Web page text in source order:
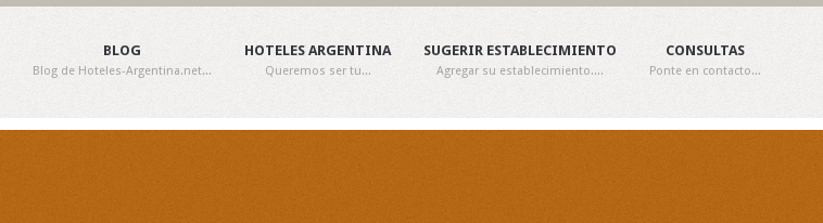
BLOG
Blog de Hoteles-Argentina.net...
HOTELES ARGENTINA
Queremos ser tu...
SUGERIR ESTABLECIMIENTO
Agregar su establecimiento....
CONSULTAS
Ponte en contacto...